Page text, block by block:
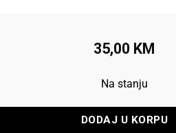
35,00 KM
Na stanju
DODAJ U KORPU